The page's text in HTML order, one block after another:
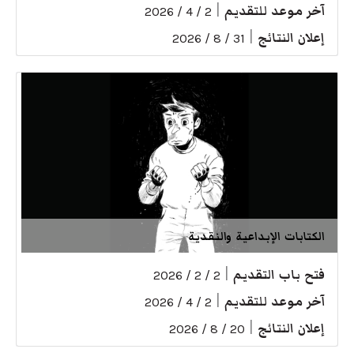
آخر موعد للتقديم 2 / 4 / 2026
إعلان النتائج 31 / 8 / 2026
الكتابات الإبداعية والنقدية
فتح باب التقديم 2 / 2 / 2026
آخر موعد للتقديم 2 / 4 / 2026
إعلان النتائج 20 / 8 / 2026